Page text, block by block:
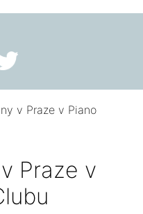
v Praze v Piano
Praze v